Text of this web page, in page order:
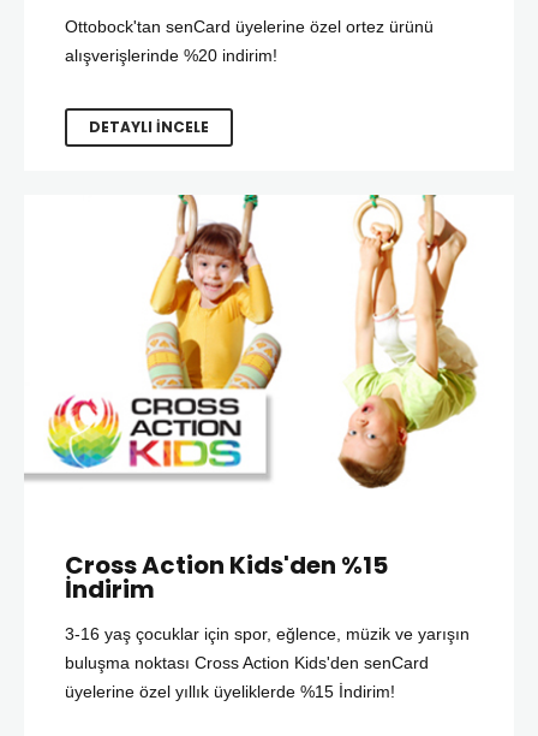
Ottobock'tan senCard üyelerine özel ortez ürünü
alışverişlerinde %20 indirim!
DETAYLI İNCELE
Cross Action Kids'den %15
İndirim
3-16 yaş çocuklar için spor, eğlence, müzik ve yarışın
buluşma noktası Cross Action Kids'den senCard
üyelerine özel yıllık üyeliklerde %15 İndirim!